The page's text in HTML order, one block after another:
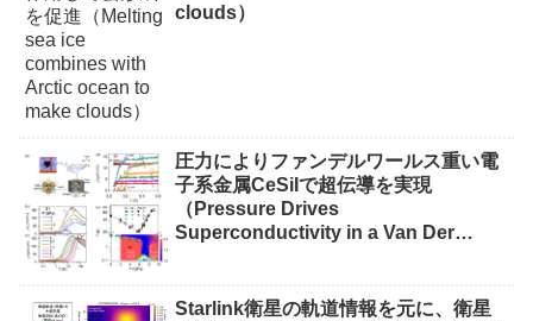
clouds）
圧力によりファンデルワールス重い電
子系金属CeSiIで超伝導を実現
（Pressure Drives
Superconductivity in a Van Der
Starlink衛星の軌道情報を元に、衛星